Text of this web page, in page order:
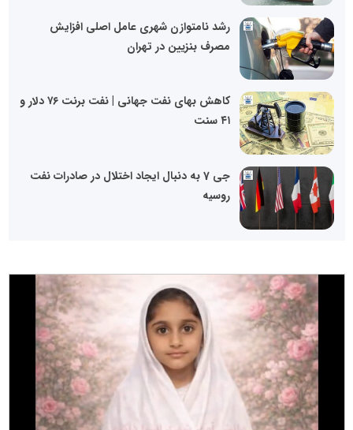
رشد نامتوازن شهری عامل اصلی افزایش
مصرف بنزیین در تهران
کاهش بهای نفت جهانی | نفت برنت ۷۶ دلار و
۴۱ سنت
جی 7 به دنبال ایجاد اختلال در صادرات نفت
روسیه